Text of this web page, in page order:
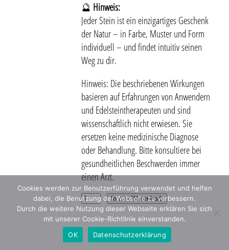
🔮 Hinweis:
Jeder Stein ist ein einzigartiges Geschenk
der Natur – in Farbe, Muster und Form
individuell – und findet intuitiv seinen
Weg zu dir.
Hinweis: Die beschriebenen Wirkungen
basieren auf Erfahrungen von Anwendern
und Edelsteintherapeuten und sind
wissenschaftlich nicht erwiesen. Sie
ersetzen keine medizinische Diagnose
oder Behandlung. Bitte konsultiere bei
gesundheitlichen Beschwerden immer
einen Arzt.
Trommelstein
Onyx-
Marmor
(Calcit-
In den Warenkorb
Cookies werden zur Benutzerführung verwendet und helfen
dabei, die Benutzung der Webseite zu verbessern.
Durch die weitere Nutzung dieser Webseite erklären Sie sich
mit unserer Cookie-Richtlinie einverstanden.
OK
Datenschutzerklärung